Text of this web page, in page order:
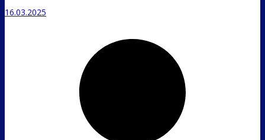
16.03.2025